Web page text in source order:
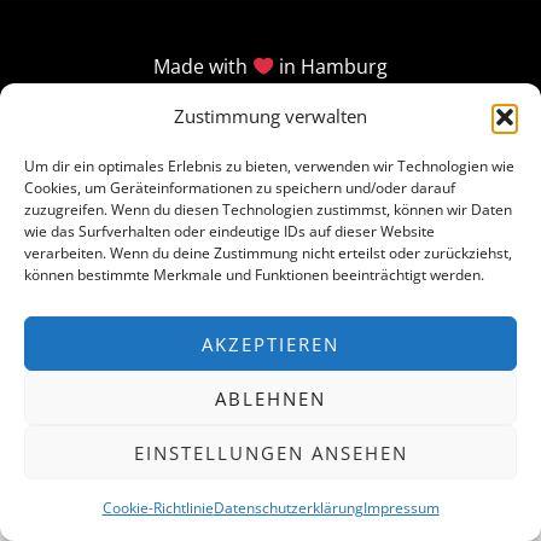
Zustimmung verwalten
Um dir ein optimales Erlebnis zu bieten, verwenden wir Technologien wie
Cookies, um Geräteinformationen zu speichern und/oder darauf
zuzugreifen. Wenn du diesen Technologien zustimmst, können wir Daten
wie das Surfverhalten oder eindeutige IDs auf dieser Website
verarbeiten. Wenn du deine Zustimmung nicht erteilst oder zurückziehst,
können bestimmte Merkmale und Funktionen beeinträchtigt werden.
AKZEPTIEREN
ABLEHNEN
EINSTELLUNGEN ANSEHEN
Cookie-RichtlinieDatenschutzerklärungImpressum
Made with in Hamburg